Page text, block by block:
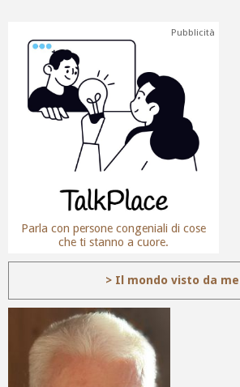
Pubblicità
Parla con persone congeniali di cose
che ti stanno a cuore.
> Il mondo visto da